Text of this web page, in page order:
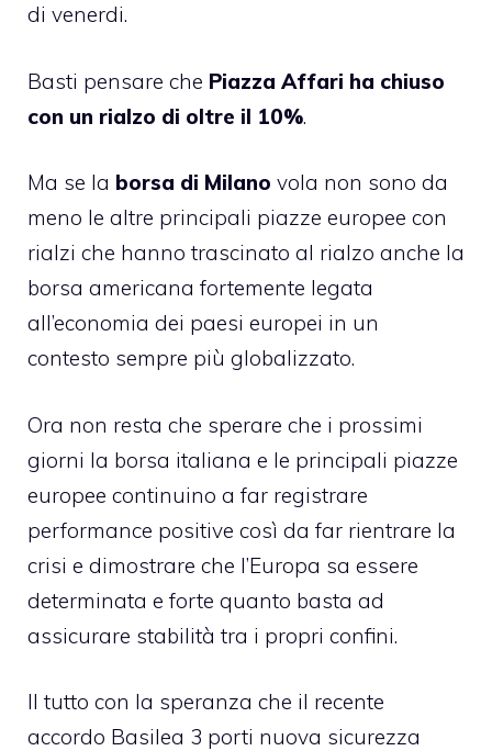
di venerdi.
Basti pensare che Piazza Affari ha chiuso
con un rialzo di oltre il 10%.
Ma se la borsa di Milano vola non sono da
meno le altre principali piazze europee con
rialzi che hanno trascinato al rialzo anche la
borsa americana fortemente legata
all’economia dei paesi europei in un
contesto sempre più globalizzato.
Ora non resta che sperare che i prossimi
giorni la borsa italiana e le principali piazze
europee continuino a far registrare
performance positive così da far rientrare la
crisi e dimostrare che l’Europa sa essere
determinata e forte quanto basta ad
assicurare stabilità tra i propri confini.
Il tutto con la speranza che il recente
accordo Basilea 3 porti nuova sicurezza